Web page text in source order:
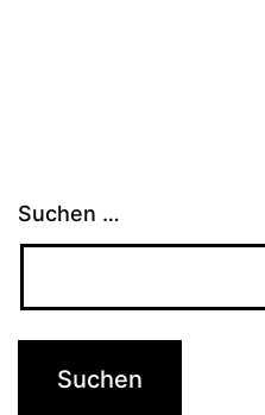
Suchen …